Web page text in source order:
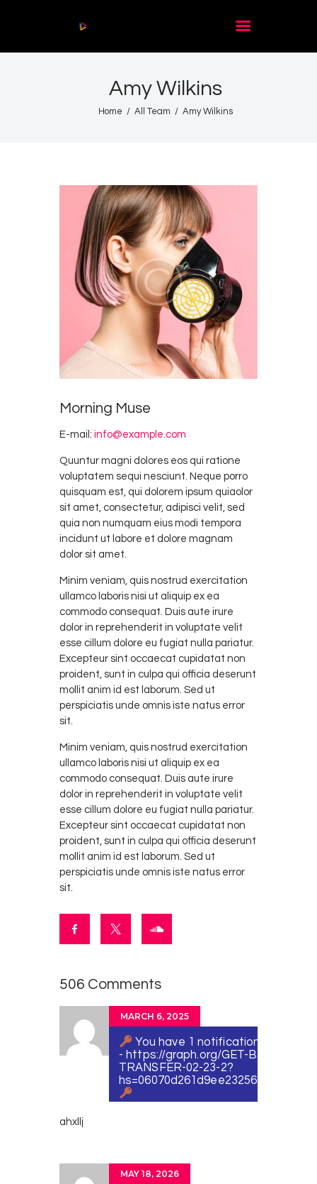
Amy Wilkins
Home All Team Amy Wilkins
De citit
Morning Muse
E-mail: info@example.com
Quuntur magni dolores eos qui ratione
voluptatem sequi nesciunt. Neque porro
quisquam est, qui dolorem ipsum quiaolor
sit amet, consectetur, adipisci velit, sed
quia non numquam eius modi tempora
incidunt ut labore et dolore magnam
dolor sit amet.
Minim veniam, quis nostrud exercitation
ullamco laboris nisi ut aliquip ex ea
commodo consequat. Duis aute irure
dolor in reprehenderit in voluptate velit
esse cillum dolore eu fugiat nulla pariatur.
Excepteur sint occaecat cupidatat non
proident, sunt in culpa qui officia deserunt
mollit anim id est laborum. Sed ut
perspiciatis unde omnis iste natus error
sit.
Minim veniam, quis nostrud exercitation
ullamco laboris nisi ut aliquip ex ea
commodo consequat. Duis aute irure
dolor in reprehenderit in voluptate velit
esse cillum dolore eu fugiat nulla pariatur.
Excepteur sint occaecat cupidatat non
proident, sunt in culpa qui officia deserunt
mollit anim id est laborum. Sed ut
perspiciatis unde omnis iste natus error
sit.
506 Comments
MARCH 6, 2025
You have 1 notification №
- https://graph.org/GET-BITCOIN-
TRANSFER-02-23-2?
ahxllj
MAY 18, 2026